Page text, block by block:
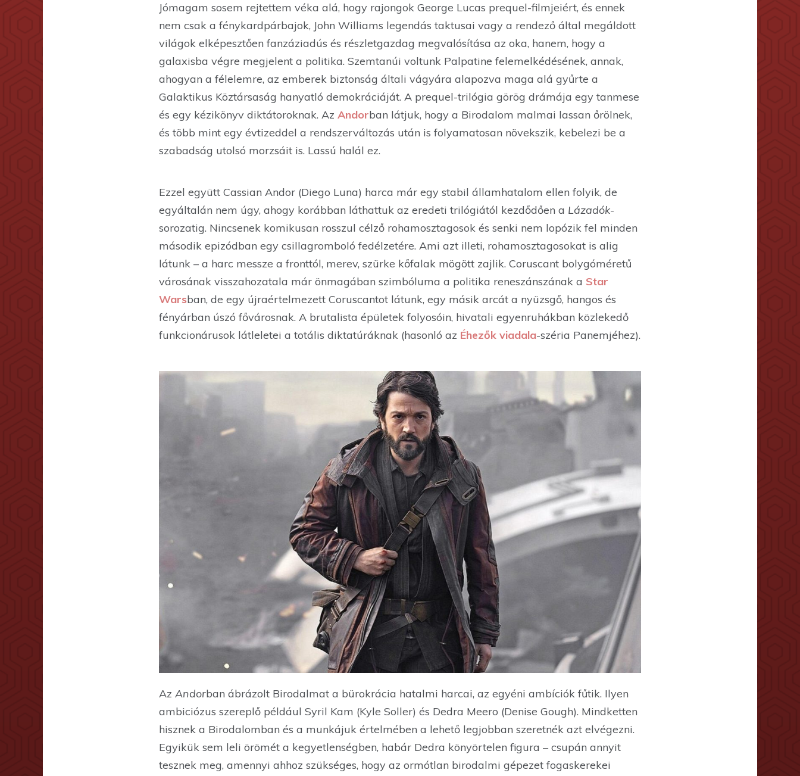
Jómagam sosem rejtettem véka alá, hogy rajongok George Lucas prequel-filmjeiért, és ennek
nem csak a fénykardpárbajok, John Williams legendás taktusai vagy a rendező által megáldott
világok elképesztően fanzáziadús és részletgazdag megvalósítása az oka, hanem, hogy a
galaxisba végre megjelent a politika. Szemtanúi voltunk Palpatine felemelkédésének, annak,
ahogyan a félelemre, az emberek biztonság általi vágyára alapozva maga alá gyűrte a
Galaktikus Köztársaság hanyatló demokráciáját. A prequel-trilógia görög drámája egy tanmese
és egy kézikönyv diktátoroknak. Az Andorban látjuk, hogy a Birodalom malmai lassan őrölnek,
és több mint egy évtizeddel a rendszerváltozás után is folyamatosan növekszik, kebelezi be a
szabadság utolsó morzsáit is. Lassú halál ez.
Ezzel együtt Cassian Andor (Diego Luna) harca már egy stabil államhatalom ellen folyik, de
egyáltalán nem úgy, ahogy korábban láthattuk az eredeti trilógiától kezdődően a Lázadók-
sorozatig. Nincsenek komikusan rosszul célző rohamosztagosok és senki nem lopózik fel minden
második epizódban egy csillagromboló fedélzetére. Ami azt illeti, rohamosztagosokat is alig
látunk – a harc messze a fronttól, merev, szürke kőfalak mögött zajlik. Coruscant bolygóméretű
városának visszahozatala már önmagában szimbóluma a politika reneszánszának a Star
Warsban, de egy újraértelmezett Coruscantot látunk, egy másik arcát a nyüzsgő, hangos és
fényárban úszó fővárosnak. A brutalista épületek folyosóin, hivatali egyenruhákban közlekedő
funkcionárusok látleletei a totális diktatúráknak (hasonló az Éhezők viadala-széria Panemjéhez).
Az Andorban ábrázolt Birodalmat a bürokrácia hatalmi harcai, az egyéni ambíciók fűtik. Ilyen
ambiciózus szereplő például Syril Kam (Kyle Soller) és Dedra Meero (Denise Gough). Mindketten
hisznek a Birodalomban és a munkájuk értelmében a lehető legjobban szeretnék azt elvégezni.
Egyikük sem leli örömét a kegyetlenségben, habár Dedra könyörtelen figura – csupán annyit
tesznek meg, amennyi ahhoz szükséges, hogy az ormótlan birodalmi gépezet fogaskerekei